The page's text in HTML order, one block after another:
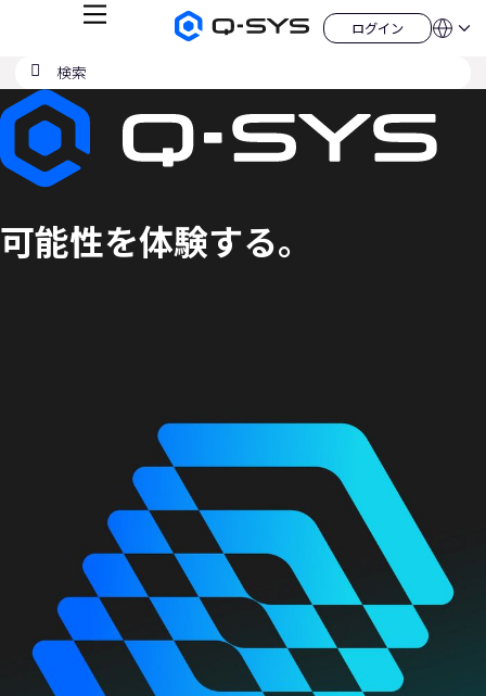
Q-
ー
ィ
オ
製
ム
ペ
ー
メ
ュ
ー
ログイン
ロ
グ
言
QSYS.com (English)
India (English)
Deutsch
Español
Français
日本語
China (中文)
索
の
送
信
現
の
ラ
イ
可能性を体験する。